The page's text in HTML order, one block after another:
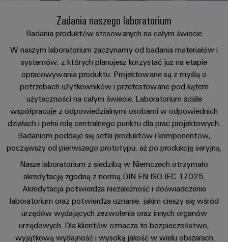
rozwiązania
łatwe
zidentyfikowania.
Centrum
danych
Rozwiązania
i
produkty
dla
centrów
danych
–
wydajne,
niezawodne,
skalowalne
Energetyka
wiatrowa
Doskonałość
operacyjna
PUSH
Mikrosieci
DC
Przetwarzanie
brzegowe
w u-
OS
Przemysłowa
5G
Ethernet
jednoparowy
zaciski
PCB
Systemy
obudów
i
komponenty
Systemy
wpustów
kablowych
komponenty
Przewody
konfekcjonowane,
krosowe
i
konfekcjonowane
Usługa
Szybkiej
Dostawy
Konfigurowanych
Produktów
Doradztwo
i
inżynieria
cyfrowa
Doradztwo
w
zakresie
techniki
Sprzedaż
ZOBACZ
PRZEGLĄD
Firma
Weidmüller
Fakty
i
liczby
Zrównoważony
rozwój
Akademia
Weidmüller
Zasoby
ludzkie
Zgodność
z
regułami
Lokalizacje
Kariera
Zadania naszego laboratorium
Badania produktów stosowanych na całym świecie
W naszym laboratorium zaczynamy od badania materiałów i
systemów, z których planujesz korzystać już na etapie
opracowywania produktu. Projektowane są z myślą o
potrzebach użytkowników i przetestowane pod kątem
użyteczności na całym świecie. Laboratorium ściśle
współpracuje z odpowiedzialnymi osobami w odpowiednich
działach i pełni rolę centralnego punktu dla prac projektowych.
Badaniom poddaje się setki produktów i komponentów,
począwszy od pierwszego prototypu, aż po produkcję seryjną.
Nasze laboratorium z siedzibą w Niemczech otrzymało
akredytację zgodną z normą DIN EN ISO IEC 17025.
Akredytacja potwierdza niezależność i doświadczenie
laboratorium oraz potwierdza uznanie, jakim cieszy się wśród
urzędów wydających zezwolenia oraz innych organów
urzędowych. Dla klientów oznacza to bezpieczeństwo,
wyjątkową wydajność i wysoką jakość w wielu obszarach